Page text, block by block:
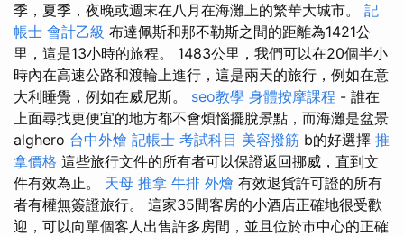
季，夏季，夜晚或週末在八月在海灘上的繁華大城市。 記
帳士 會計乙級 布達佩斯和那不勒斯之間的距離為1421公
里，這是13小時的旅程。 1483公里，我們可以在20個半小
時內在高速公路和渡輪上進行，這是兩天的旅行，例如在意
大利睡覺，例如在威尼斯。 seo教學 身體按摩課程 - 誰在
上面尋找更便宜的地方都不會煩惱擺脫景點，而海灘是盆景
alghero 台中外燴 記帳士 考試科目 美容撥筋 b的好選擇 推
拿價格 這些旅行文件的所有者可以保證返回挪威，直到文
件有效為止。 天母 推拿 牛排 外燴 有效退貨許可證的所有
者有權無簽證旅行。 這家35間客房的小酒店正確地很受歡
迎，可以向單個客人出售許多房間，並且位於市中心的正確